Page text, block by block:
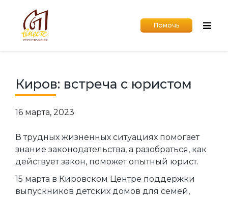
Помочь
Киров: встреча с юристом
16 марта, 2023
В трудных жизненных ситуациях помогает
знание законодательства, а разобраться, как
действует закон, поможет опытный юрист.
15 марта в Кировском Центре поддержки
выпускников детских домов для семей,